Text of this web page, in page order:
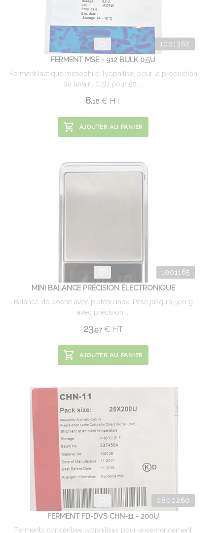
1001362
FERMENT MSE - 912 BULK 0,5U
Ferment lactique mésophile, lyophilisé, pour la production
de levain. 0,5U pour 50 ...
8.18 € HT
AJOUTER AU PANIER
1001165
MINI BALANCE PRÉCISION ÉLECTRONIQUE
Balance de poche avec plateau inox. Pèse jusqu'à 500 g
avec précision ...
23.97 €HT
AJOUTER AU PANIER
0800260
FERMENT FD-DVS CHN-11 - 200U
Ferments concentrés lyophilisés pour ensemencement